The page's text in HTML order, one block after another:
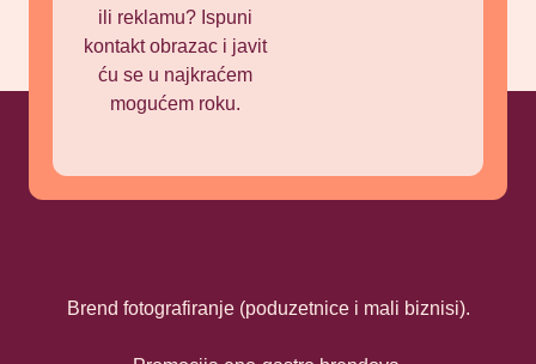
ili reklamu? Ispuni
kontakt obrazac i javit
ću se u najkraćem
mogućem roku.
Brend fotografiranje (poduzetnice i mali biznisi).